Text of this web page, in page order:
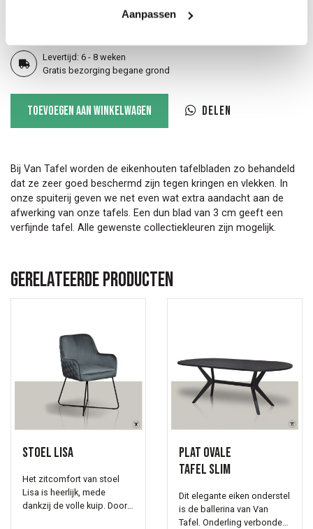
Aanpassen
Levertijd: 6 - 8 weken
Gratis bezorging begane grond
ovale
tafel
Toevoegen aan winkelwagen Delen
Bij Van Tafel worden de eikenhouten tafelbladen zo behandeld
dat ze zeer goed beschermd zijn tegen kringen en vlekken. In
onze spuiterij geven we net even wat extra aandacht aan de
afwerking van onze tafels. Een dun blad van 3 cm geeft een
verfijnde tafel. Alle gewenste collectiekleuren zijn mogelijk.
Gerelateerde producten
Stoel Lisa
Het zitcomfort van stoel
Lisa is heerlijk, mede
dankzij de volle kuip. Door
Plat ovale
tafel Slim
Dit elegante eiken onderstel
is de ballerina van Van
Tafel. Onderling verbonden.